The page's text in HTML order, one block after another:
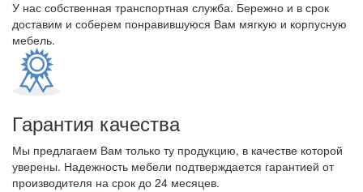
У нас собственная транспортная служба. Бережно и в срок
доставим и соберем понравившуюся Вам мягкую и корпусную
мебель.
Гарантия качества
Мы предлагаем Вам только ту продукцию, в качестве которой
уверены. Надежность мебели подтверждается гарантией от
производителя на срок до 24 месяцев.